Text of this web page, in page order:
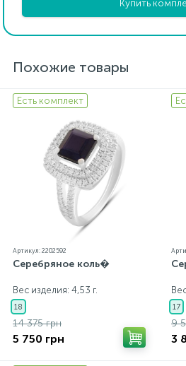
Купить
Похожие товары
Есть комплект
Артикул: 2202592
Серебряное коль�
Вес изделия: 4,53 г.
18
14 375 грн
5 750 грн
17
9
3